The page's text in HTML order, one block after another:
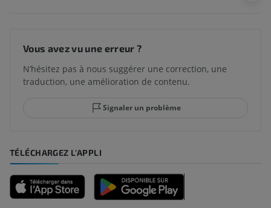
Vous avez vu une erreur ?
N’hésitez pas à nous suggérer une correction, une
traduction, une amélioration de contenu.
Signaler un problème
TÉLÉCHARGEZ L'APPLI